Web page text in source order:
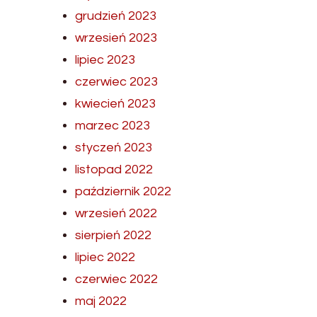
grudzień 2023
wrzesień 2023
lipiec 2023
czerwiec 2023
kwiecień 2023
marzec 2023
styczeń 2023
listopad 2022
październik 2022
wrzesień 2022
sierpień 2022
lipiec 2022
czerwiec 2022
maj 2022